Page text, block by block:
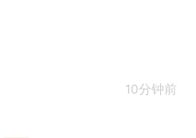
10分钟前